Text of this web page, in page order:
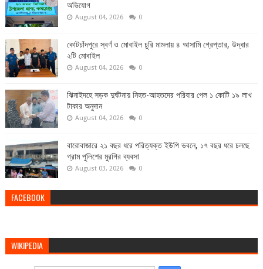
অভিযোগ
August 04, 2026 0
কোটচাঁদপুরে স্বর্ণ ও মোবাইল চুরি মামলায় ৪ আসামি গ্রেপ্তার, উদ্ধার
২টি মোবাইল
August 04, 2026 0
ঝিনাইদহে সড়ক দুর্ঘটনায় নিহত-আহতদের পরিবার পেল ১ কোটি ১৯ লাখ
টাকার অনুদান
August 04, 2026 0
বারোবাজারে ২১ বছর ধরে পরিত্যক্ত ইউপি ভবনে, ১৭ বছর ধরে চলছে
গ্রাম পুলিশের মুরগির ব্যবসা
August 03, 2026 0
FACEBOOK
WIKIPEDIA